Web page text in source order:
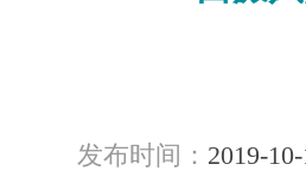
发布时间： 2019-